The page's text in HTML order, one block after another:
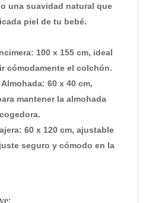
una suavidad natural que
piel de tu bebé.
100 x 155 cm, ideal
cómodamente el colchón.
60 x 40 cm,
mantener la almohada
60 x 120 cm, ajustable
seguro y cómodo en la